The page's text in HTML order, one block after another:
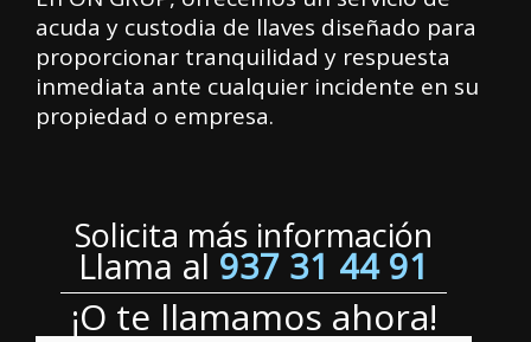
acuda y custodia de llaves diseñado para
proporcionar tranquilidad y respuesta
inmediata ante cualquier incidente en su
propiedad o empresa.
Solicita más información
Llama al 937 31 44 91
¡O te llamamos ahora!